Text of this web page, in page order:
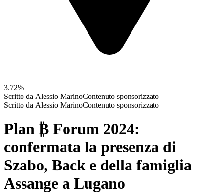
3.72%
Scritto da Alessio MarinoContenuto sponsorizzato
Scritto da Alessio MarinoContenuto sponsorizzato
Plan ₿ Forum 2024:
confermata la presenza di
Szabo, Back e della famiglia
Assange a Lugano